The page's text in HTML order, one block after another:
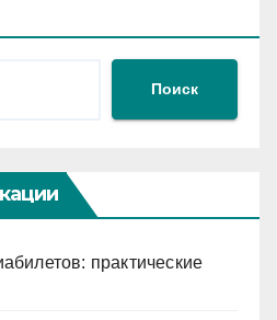
Поиск
практические